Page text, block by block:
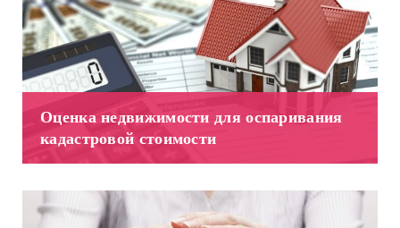
Оценка недвижимости для оспаривания
кадастровой стоимости